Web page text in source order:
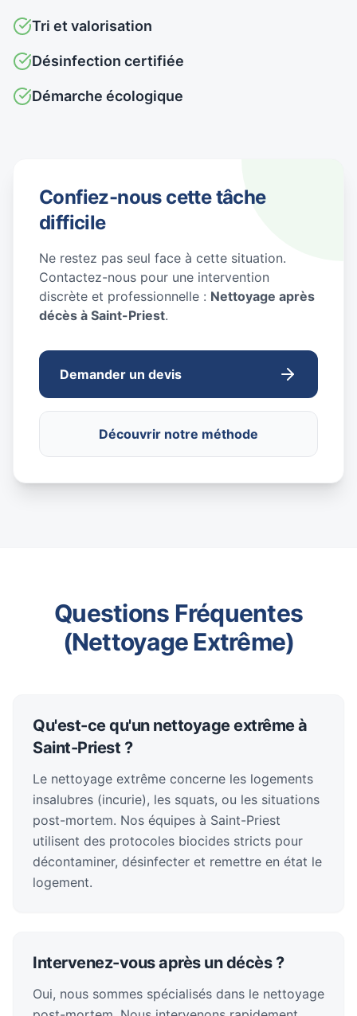
Tri et valorisation
Désinfection certifiée
Démarche écologique
Confiez-nous cette tâche
difficile
Ne restez pas seul face à cette situation.
Contactez-nous pour une intervention
discrète et professionnelle : Nettoyage après
décès à Saint-Priest.
Demander un devis
Découvrir notre méthode
Questions Fréquentes
(Nettoyage Extrême)
Qu'est-ce qu'un nettoyage extrême à
Saint-Priest ?
Le nettoyage extrême concerne les logements
insalubres (incurie), les squats, ou les situations
post-mortem. Nos équipes à Saint-Priest
utilisent des protocoles biocides stricts pour
décontaminer, désinfecter et remettre en état le
logement.
Intervenez-vous après un décès ?
Oui, nous sommes spécialisés dans le nettoyage